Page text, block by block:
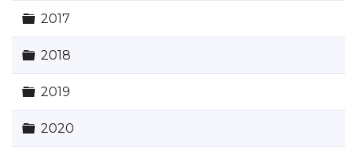
Carpeta
2017
Carpeta
2018
Carpeta
2019
Carpeta
2020